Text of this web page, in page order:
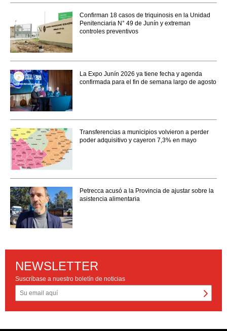
Confirman 18 casos de triquinosis en la Unidad
Penitenciaria N° 49 de Junín y extreman
controles preventivos
La Expo Junín 2026 ya tiene fecha y agenda
confirmada para el fin de semana largo de agosto
Transferencias a municipios volvieron a perder
poder adquisitivo y cayeron 7,3% en mayo
Petrecca acusó a la Provincia de ajustar sobre la
asistencia alimentaria
NEWSLETTER
Suscríbase a nuestro boletín de noticias